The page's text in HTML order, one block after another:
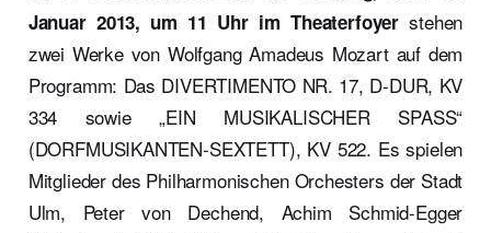
Januar 2013, um 11 Uhr im Theaterfoyer stehen
zwei Werke von Wolfgang Amadeus Mozart auf dem
Programm: Das DIVERTIMENTO NR. 17, D-DUR, KV
334 sowie „EIN MUSIKALISCHER SPASS“
(DORFMUSIKANTEN-SEXTETT), KV 522. Es spielen
Mitglieder des Philharmonischen Orchesters der Stadt
Ulm, Peter von Dechend, Achim Schmid-Egger